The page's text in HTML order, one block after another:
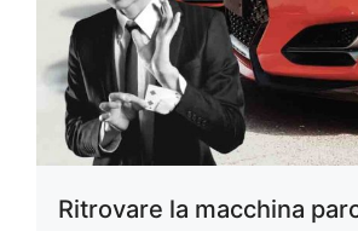
Ritrovare la macchina